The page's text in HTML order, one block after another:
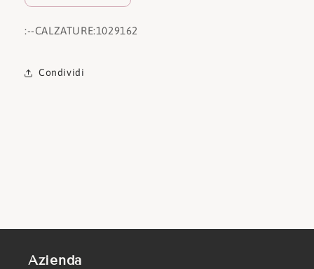
:--CALZATURE:1029162
Condividi
Azienda